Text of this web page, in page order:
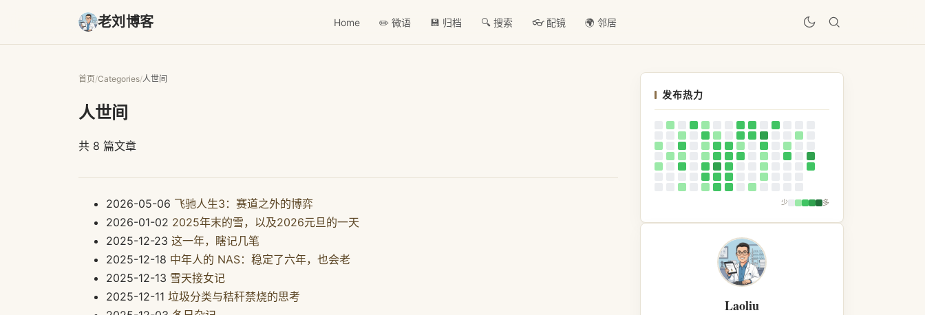
老刘博客 Home ✏️ 微语 💾 归档 🔍 搜索 👓 配镜 🌍 邻居
首页/Categories/人世间
人世间
共 8 篇文章
2026-05-06 飞驰人生3：赛道之外的博弈
2026-01-02 2025年末的雪，以及2026元旦的一天
2025-12-23 这一年，瞎记几笔
2025-12-18 中年人的 NAS：稳定了六年，也会老
2025-12-13 雪天接女记
2025-12-11 垃圾分类与秸秆禁烧的思考
发布热力
少 多
Laoliu